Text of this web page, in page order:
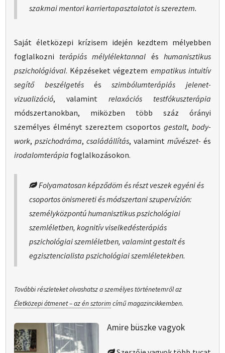
szakmai mentori karrier­tapasztalatot is szereztem.
Saját életközepi krízisem idején kezdtem mélyebben
foglalkozni terápiás mélylélektannal és humanisztikus
pszichológiával. Képzéseket végeztem empatikus intuitív
segítő beszélgetésésszimbólum­terápiás jelenet­
vizualizáció, valamint relaxációs test­fókusz­terápia
módszer­tanok­ban, miközben több száz órányi
személyes élményt szereztem csoportos gestalt, body­
work,pszicho­dráma,család­állítás, valamint művészet-és
irodalom­terápia foglalkozásokon.
Folyamatosan képződöm és részt veszek egyéni és
csoportosön­ismereti és módszertani szupervízión:
személy­központú humanisztikuspszichológiai
szemléletben,kognitív viselkedésterápiás
pszichológiai szemléletben, valamintgestaltés
egzisztencialista pszichológiai szemléletekben.
További részleteket olvashatsz a személyes történetemről az
Életközepi átmenet – az én sztorim című magazincikkemben.
Amire büszke vagyok